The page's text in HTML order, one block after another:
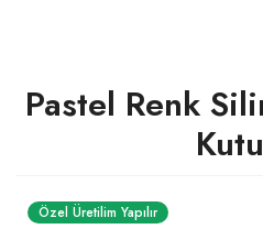
Pastel Renk
Özel Üretilim Yapılır